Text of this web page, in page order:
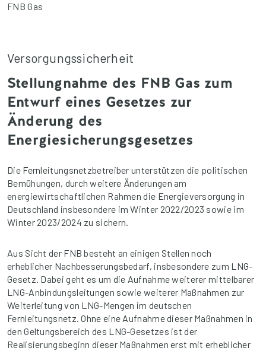
FNB Gas
Versorgungssicherheit
Stellungnahme des FNB Gas zum
Entwurf eines Gesetzes zur
Änderung des
Energiesicherungsgesetzes
Die Fernleitungsnetzbetreiber unterstützen die politischen
Bemühungen, durch weitere Änderungen am
energiewirtschaftlichen Rahmen die Energieversorgung in
Deutschland insbesondere im Winter 2022/2023 sowie im
Winter 2023/2024 zu sichern.
Aus Sicht der FNB besteht an einigen Stellen noch
erheblicher Nachbesserungsbedarf, insbesondere zum LNG-
Gesetz. Dabei geht es um die Aufnahme weiterer mittelbarer
LNG-Anbindungsleitungen sowie weiterer Maßnahmen zur
Weiterleitung von LNG-Mengen im deutschen
Fernleitungsnetz. Ohne eine Aufnahme dieser Maßnahmen in
den Geltungsbereich des LNG-Gesetzes ist der
Realisierungsbeginn dieser Maßnahmen erst mit erheblicher